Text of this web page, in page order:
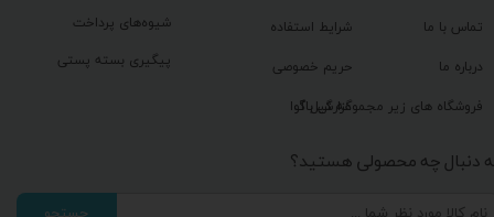
شیوه‌های پرداخت
پیگیری بسته پستی
شرایط استفاده
حریم خصوصی
گزارش باگ
تماس با ما
درباره ما
فروشگاه های زیر مجموعه گیل آوا
دنبال چه محصولی هستید؟